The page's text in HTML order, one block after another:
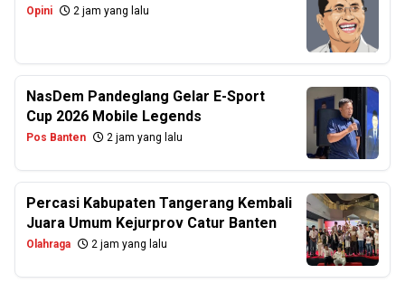
Opini 2 jam yang lalu
NasDem Pandeglang Gelar E-Sport
Cup 2026 Mobile Legends
Pos Banten 2 jam yang lalu
Percasi Kabupaten Tangerang Kembali
Juara Umum Kejurprov Catur Banten
Olahraga 2 jam yang lalu